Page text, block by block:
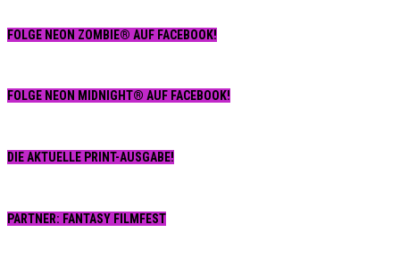
Fortschritt
der
FOLGE NEON ZOMBIE® AUF FACEBOOK!
FOLGE NEON MIDNIGHT® AUF FACEBOOK!
DIE AKTUELLE PRINT-AUSGABE!
PARTNER: FANTASY FILMFEST